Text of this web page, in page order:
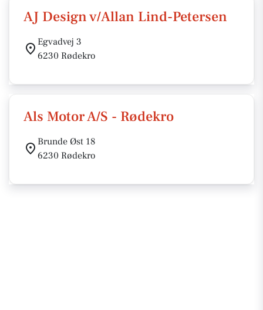
AJ Design v/Allan Lind-Petersen
Egvadvej 3
6230 Rødekro
Als Motor A/S - Rødekro
Brunde Øst 18
6230 Rødekro